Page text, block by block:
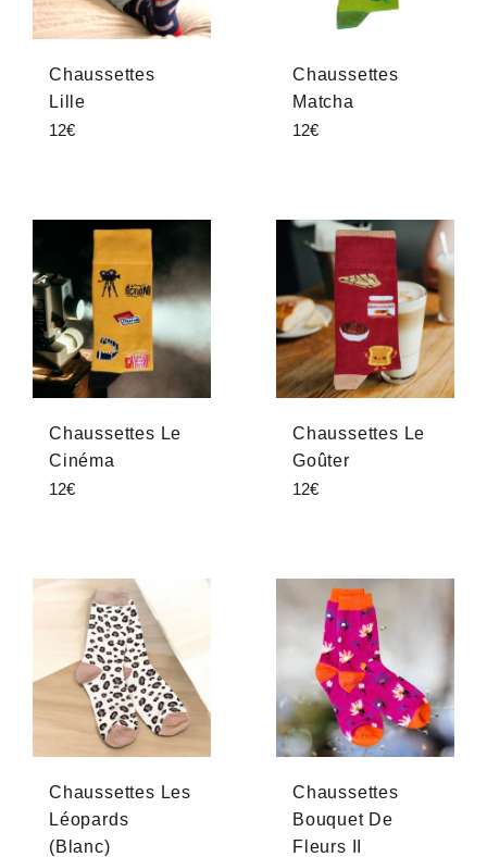
Chaussettes
Lille
Prix
12€
Chaussettes
Matcha
Prix
12€
Chaussettes Le
Cinéma
Prix
12€
Chaussettes Le
Goûter
Prix
12€
Chaussettes Les
Léopards
(Blanc)
Chaussettes
Bouquet De
Fleurs II